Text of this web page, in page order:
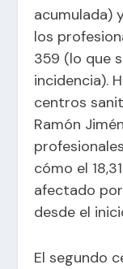
acumulada)
los
359 (lo que
incidencia).
centros
Ramón
cómo el
afectado
desde el
El segundo